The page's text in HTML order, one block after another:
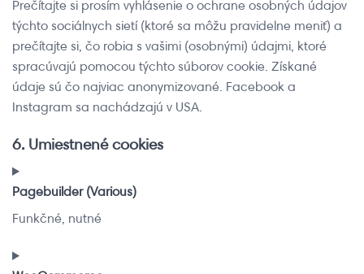
Prečítajte si prosím vyhlásenie o ochrane osobných údajov
týchto sociálnych sietí (ktoré sa môžu pravidelne meniť) a
prečítajte si, čo robia s vašimi (osobnými) údajmi, ktoré
spracúvajú pomocou týchto súborov cookie. Získané
údaje sú čo najviac anonymizované. Facebook a
Instagram sa nachádzajú v USA.
6. Umiestnené cookies
Pagebuilder (Various)
Funkčné, nutné
Consent